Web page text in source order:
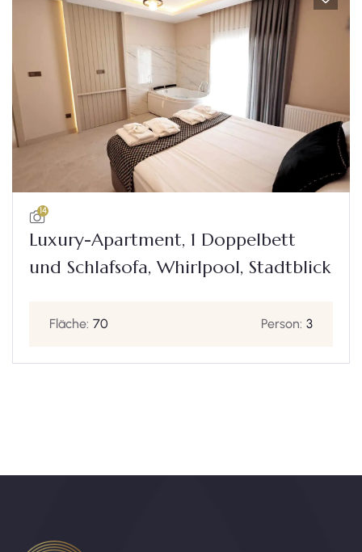
14
Luxury-Apartment, 1 Doppelbett
und Schlafsofa, Whirlpool, Stadtblick
Fläche: 70 Person: 3